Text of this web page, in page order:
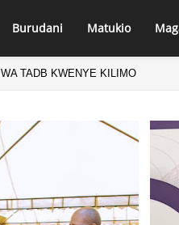
Burudani Matukio
TADB KWENYE KILIMO